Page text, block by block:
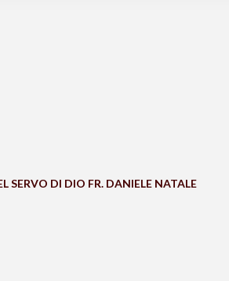
SERVO DI DIO FR. DANIELE NATALE